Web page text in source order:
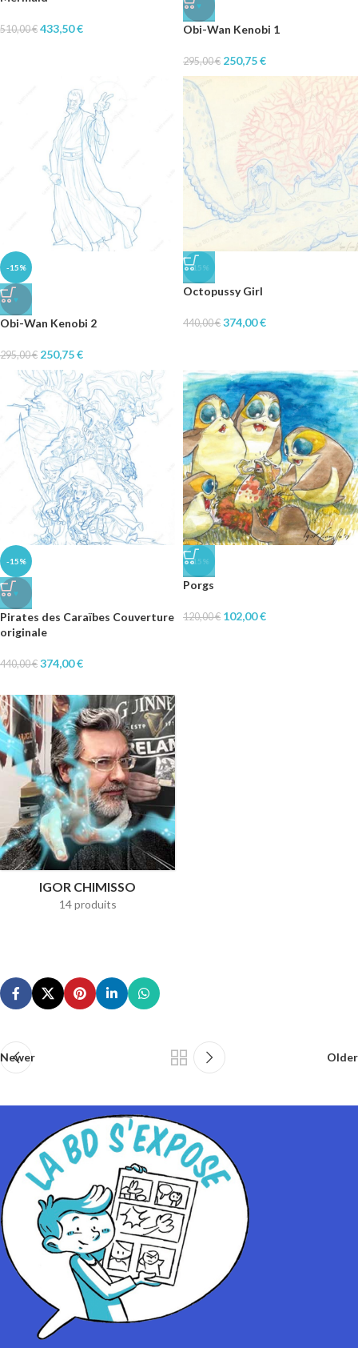
510,00€ 433,50€
♥
Obi-Wan Kenobi 1
295,00€ 250,75€
-15%
♥
Obi-Wan Kenobi 2
295,00€ 250,75€
-15%
Octopussy Girl
440,00€ 374,00€
-15%
♥
Pirates des Caraïbes Couverture
originale
440,00€ 374,00€
-15%
Porgs
120,00€ 102,00€
IGOR CHIMISSO
14 produits
Newer Older